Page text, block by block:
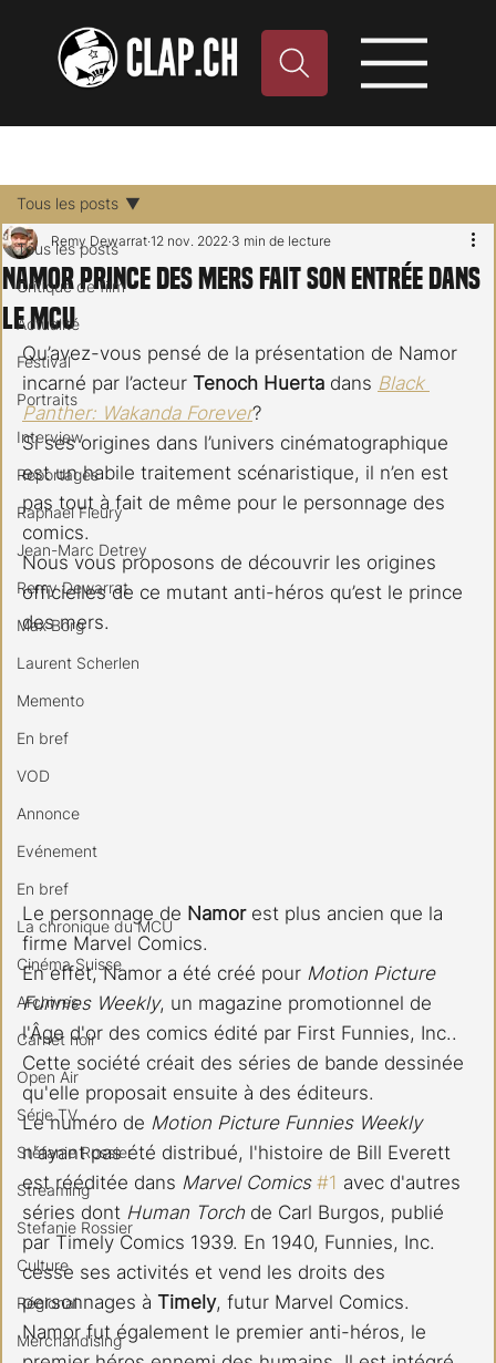
Tous les posts
Critique de film
Actualité
Festival
Portraits
Interview
Reportages
Raphael Fleury
Jean-Marc Detrey
Remy Dewarrat
Max Borg
Laurent Scherlen
Memento
En bref
VOD
Annonce
Evénement
En bref
La chronique du MCU
Cinéma Suisse
Archives
Carnet noir
Open Air
Série TV
Stéfanie Rossier
Streaming
Stefanie Rossier
Culture
Régional
Merchandising
Tous les posts
Namor Prince des mers fait son entrée dans
le MCU
Remy Dewarrat 12 nov. 2022 3 min de lecture
Qu’avez-vous pensé de la présentation de Namor
incarné par l’acteur Tenoch Huerta dans Black
Panther: Wakanda Forever?
Si ses origines dans l’univers cinématographique
est un habile traitement scénaristique, il n’en est
pas tout à fait de même pour le personnage des
comics.
Nous vous proposons de découvrir les origines
officielles de ce mutant anti-héros qu’est le prince
des mers.
Le personnage de Namor est plus ancien que la
firme Marvel Comics.
En effet, Namor a été créé pour Motion Picture
Funnies Weekly, un magazine promotionnel de
l'Âge d'or des comics édité par First Funnies, Inc..
Cette société créait des séries de bande dessinée
qu'elle proposait ensuite à des éditeurs.
Le numéro de Motion Picture Funnies Weekly
n'ayant pas été distribué, l'histoire de Bill Everett
est rééditée dans Marvel Comics #1 avec d'autres
séries dont Human Torch de Carl Burgos, publié
par Timely Comics 1939. En 1940, Funnies, Inc.
cesse ses activités et vend les droits des
personnages à Timely, futur Marvel Comics.
Namor fut également le premier anti-héros, le